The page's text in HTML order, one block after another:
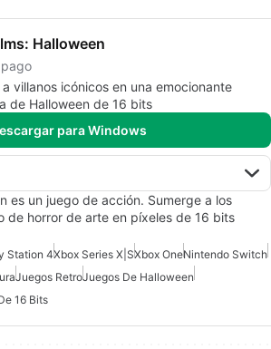
Halloween
villanos icónicos en una emocionante
de Halloween de 16 bits
para Windows
es un juego de acción. Sumerge a los
de horror de arte en píxeles de 16 bits
Station 4Xbox Series X|SXbox OneNintendo Switch
Juegos RetroJuegos De Halloween
16 Bits